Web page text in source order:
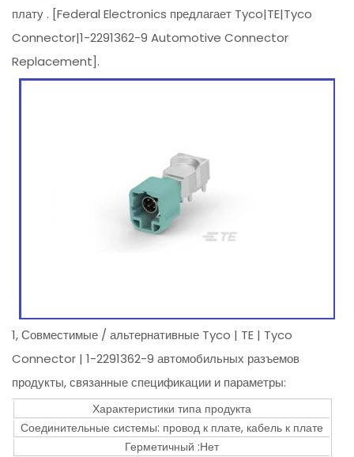
плату . [Federal Electronics предлагает Tyco|TE|Tyco
Connector|1-2291362-9 Automotive Connector
Replacement].
1, Совместимые / альтернативные Tyco | TE | Tyco
Connector | 1-2291362-9 автомобильных разъемов
продукты, связанные спецификации и параметры:
Характеристики типа продукта
Соединительные системы: провод к плате, кабель к плате
Герметичный :Нет